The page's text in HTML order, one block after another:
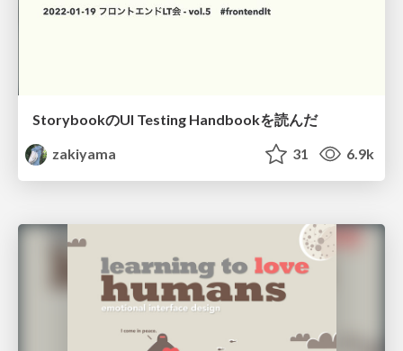
StorybookのUI Testing Handbookを読んだ
zakiyama
31 6.9k